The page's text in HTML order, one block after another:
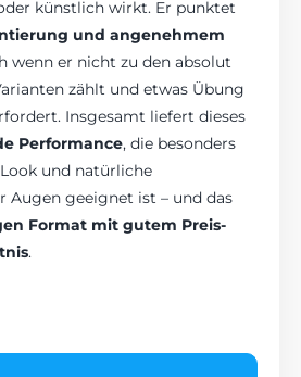
künstlich wirkt. Er punktet
und angenehmem
wenn er nicht zu den absolut
zählt und etwas Übung
Insgesamt liefert dieses
Performance, die besonders
und natürliche
Augen geeignet ist – und das
Format mit gutem Preis-
.